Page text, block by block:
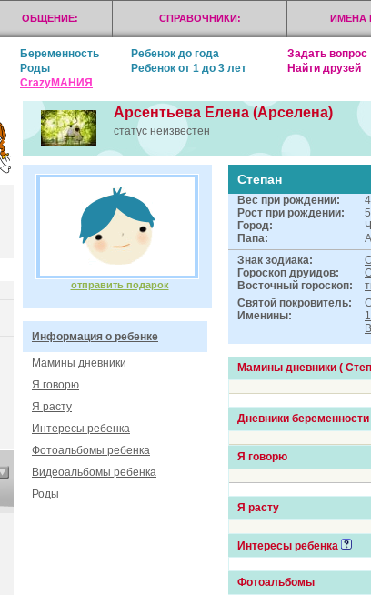
ОБЩЕНИЕ: СПРАВОЧНИКИ: ИМЕНА
Беременность Ребенок до года
Задать вопрос
Роды
Ребенок от 1 до 3 лет
Найти друзей
CrazyМАНИЯ
Арсентьева Елена (Арселена)
статус неизвестен
отправить подарок
Информация о ребенке
Мамины дневники
Я говорю
Я расту
Интересы ребенка
Фотоальбомы ребенка
Видеоальбомы ребенка
Роды
Степан
Вес при рождении:
Рост при рождении:
Город:
Папа:
Знак зодиака:
Гороскоп друидов:
Восточный гороскоп:
Святой покровитель:
Именины:
Мамины дневники (
Дневники
Я говорю
Я расту
Интересы ребенка
Фотоальбомы